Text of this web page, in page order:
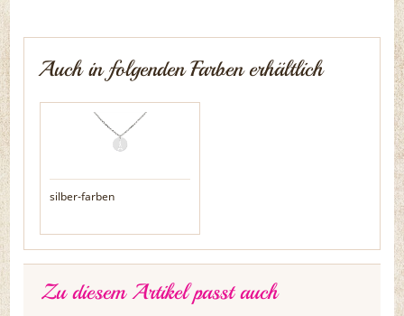
Auch in folgenden Farben erhältlich
silber-farben
Zu diesem Artikel passt auch